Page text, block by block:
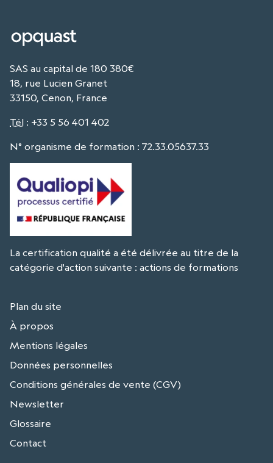
SAS au capital de 180 380€
18, rue Lucien Granet
33150, Cenon, France
Tél : +33 5 56 401 402
N° organisme de formation : 72.33.05637.33
La certification qualité a été délivrée au titre de la
catégorie d'action suivante : actions de formations
Plan du site
À propos
Mentions légales
Données personnelles
Conditions générales de vente (CGV)
Newsletter
Glossaire
Contact